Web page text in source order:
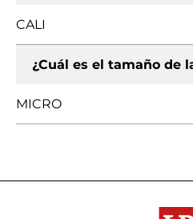
CALI
¿Cuál es el tamaño de
MICRO